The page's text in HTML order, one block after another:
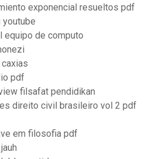
exponencial resueltos pdf
youtube
equipo de computo
pdf
filsafat pendidikan
direito civil brasileiro vol 2 pdf
em filosofia pdf